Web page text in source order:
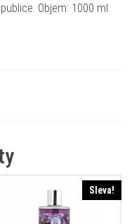
Objem: 1000 ml
Sleva!